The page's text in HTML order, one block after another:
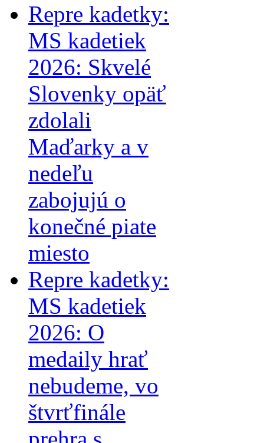
Repre kadetky:
MS kadetiek
2026: Skvelé
Slovenky opäť
zdolali
Maďarky a v
nedeľu
zabojujú o
konečné piate
miesto
Repre kadetky:
MS kadetiek
2026: O
medaily hrať
nebudeme, vo
štvrťfinále